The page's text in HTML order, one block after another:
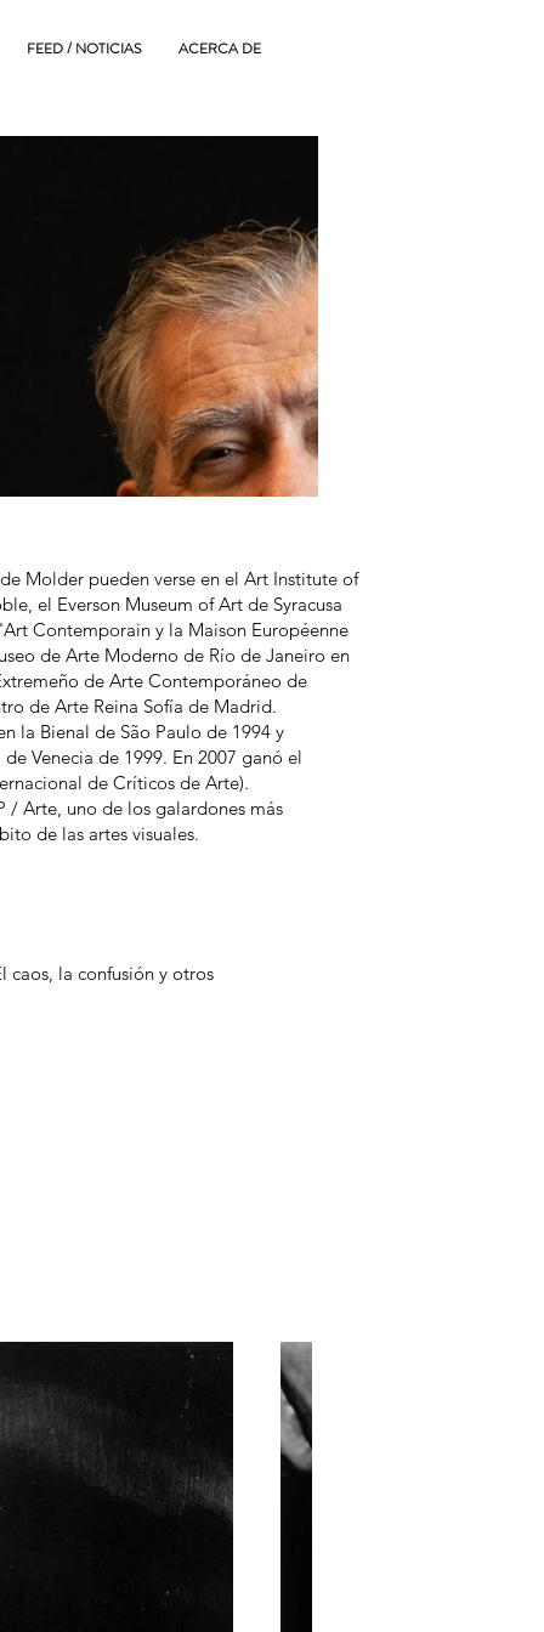
FEED / NOTICIAS ACERCA DE
Molder pueden verse en el Art Institute of
el Everson Museum of Art de Syracusa
Contemporain y la Maison Européenne
de Arte Moderno de Río de Janeiro en
de Arte Contemporáneo de
de Arte Reina Sofía de Madrid.
la Bienal de São Paulo de 1994 y
Venecia de 1999. En 2007 ganó el
de Críticos de Arte).
/ Arte, uno de los galardones más
de las artes visuales.
caos, la confusión y otros